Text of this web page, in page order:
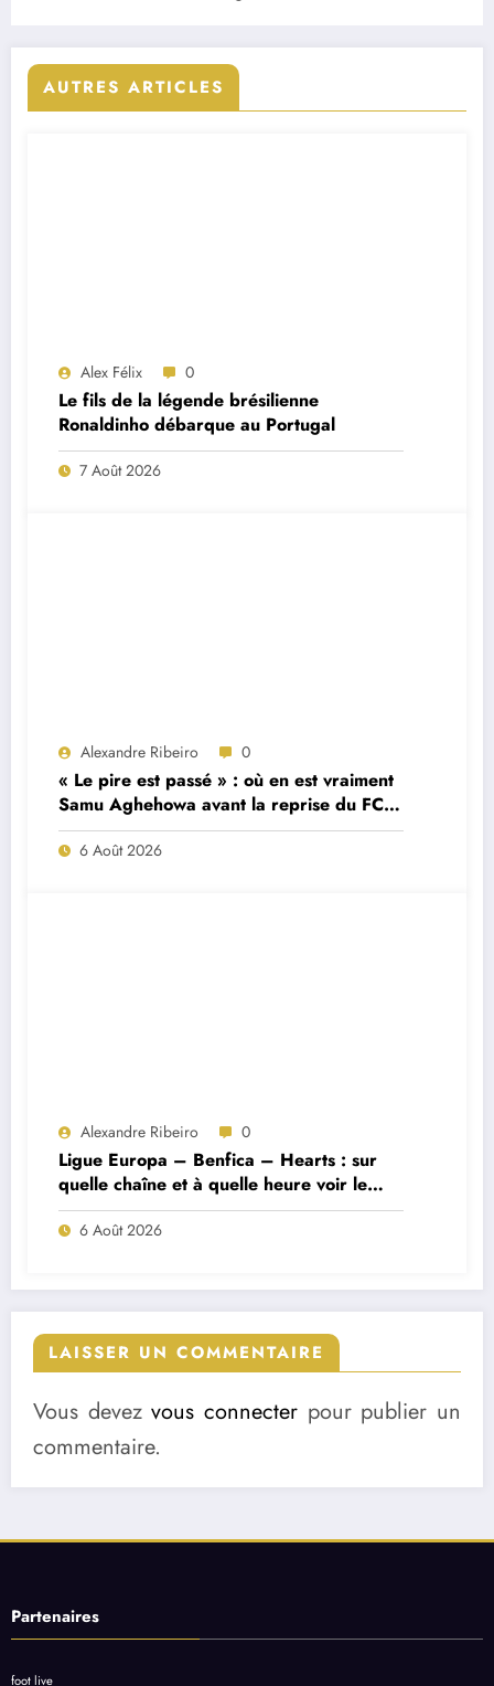
AUTRES ARTICLES
Alex Félix 0
Le fils de la légende brésilienne
Ronaldinho débarque au Portugal
7 Août 2026
Alexandre Ribeiro 0
« Le pire est passé » : où en est vraiment
Samu Aghehowa avant la reprise du FC
Porto ?
6 Août 2026
Alexandre Ribeiro 0
Ligue Europa – Benfica – Hearts : sur
quelle chaîne et à quelle heure voir le
match ?
6 Août 2026
LAISSER UN COMMENTAIRE
Vous devezvous connecter pour publier un
commentaire.
Partenaires
foot live